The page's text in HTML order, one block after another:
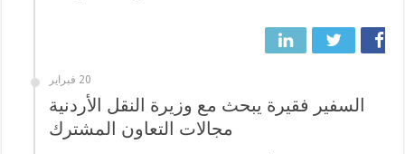
20 فبراير
السفير فقيرة يبحث مع وزيرة النقل الأردنية
مجالات التعاون المشترك